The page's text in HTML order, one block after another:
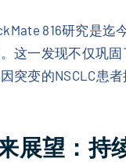
816研究是
这一发现不仅巩
突变的NSCLC患
展望：持